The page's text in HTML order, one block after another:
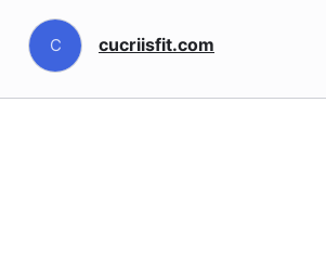
C cucriisfit.com